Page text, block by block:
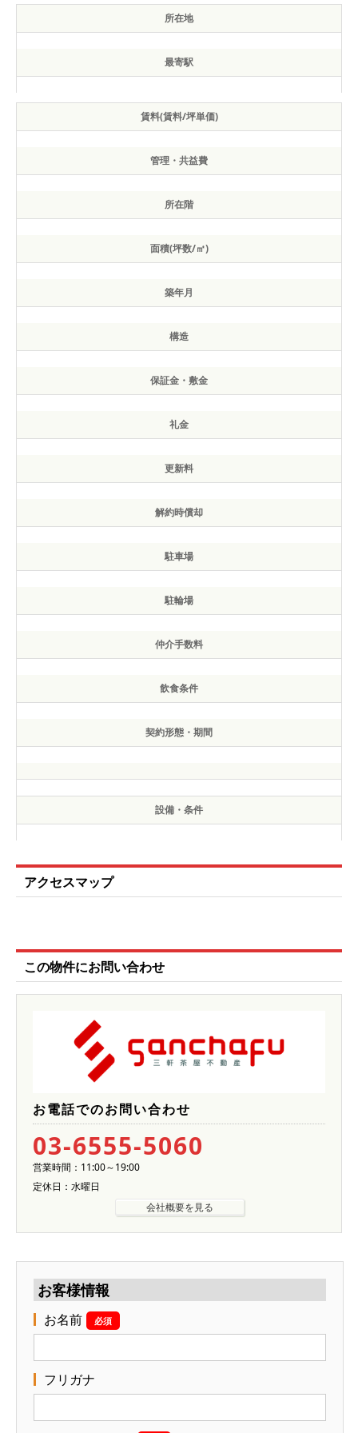
所在地
最寄駅
賃料(賃料/坪単価)
管理・共益費
所在階
面積(坪数/㎡)
築年月
構造
保証金・敷金
礼金
更新料
解約時償却
駐車場
駐輪場
仲介手数料
飲食条件
契約形態・期間
設備・条件
アクセスマップ
この物件にお問い合わせ
お電話でのお問い合わせ
03-6555-5060
営業時間：11:00～19:00
定休日：水曜日
会社概要を見る
お客様情報
お名前 必須
フリガナ